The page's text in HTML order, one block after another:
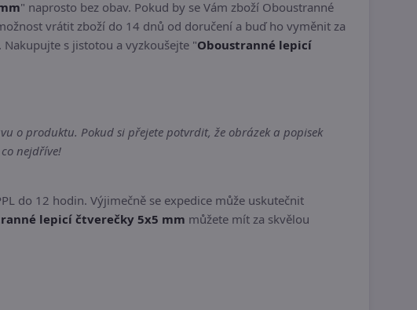
" naprosto bez obav. Pokud by se Vám zboží Oboustranné
vrátit zboží do 14 dnů od doručení a buď ho vyměnit za
. Nakupujte s jistotou a vyzkoušejte "Oboustranné lepicí
o produktu. Pokud si přejete potvrdit, že obrázek a popisek
nejdříve!
do 12 hodin. Výjimečně se expedice může uskutečnit
lepicí čtverečky 5x5 mm můžete mít za skvělou